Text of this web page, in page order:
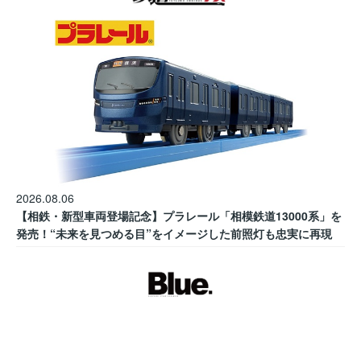
2026.08.06
【相鉄・新型車両登場記念】プラレール「相模鉄道13000系」を
発売！“未来を見つめる目”をイメージした前照灯も忠実に再現